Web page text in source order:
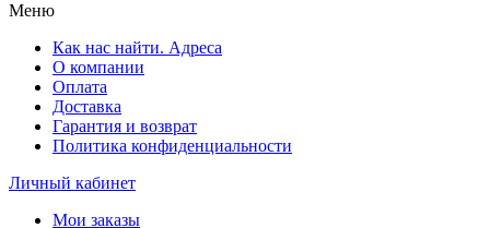
Меню
Как нас найти. Адреса
О компании
Оплата
Доставка
Гарантия и возврат
Политика конфиденциальности
Личный кабинет
Мои заказы